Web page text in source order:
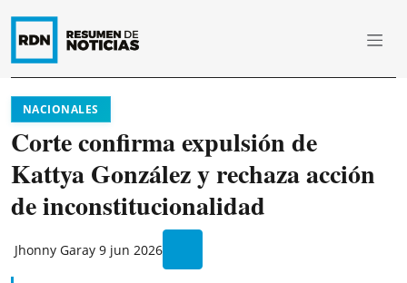
NACIONALES
Corte confirma expulsión de
Kattya González y rechaza acción
de inconstitucionalidad
Jhonny Garay 9 jun 2026